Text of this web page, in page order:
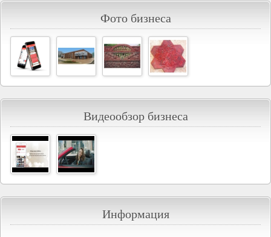
Фото бизнеса
Видеообзор бизнеса
Информация